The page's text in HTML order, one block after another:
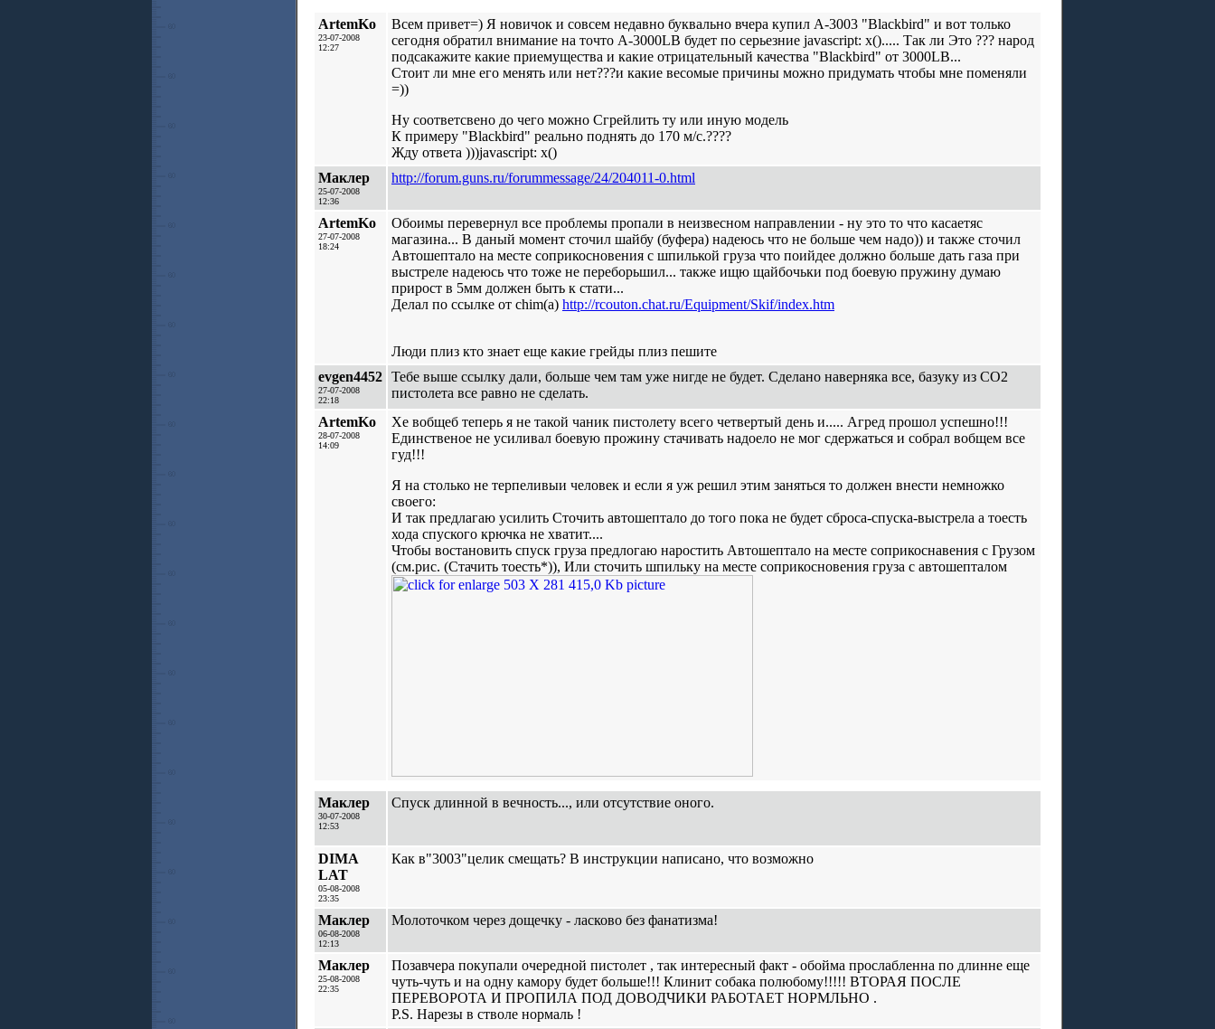
ArtemKo
23-07-2008
12:27
Всем привет=) Я новичок и совсем недавно буквально вчера купил A-3003 "Blackbird" и вот только
сегодня обратил внимание на точто А-3000LB будет по серьезние javascript: x()..... Так ли Это ??? народ
подсакажите какие приемущества и какие отрицательный качества "Blackbird" от 3000LB...
Стоит ли мне его менять или нет???и какие весомые причины можно придумать чтобы мне поменяли
=))
Ну соответсвено до чего можно Сгрейлить ту или иную модель
К примеру "Blackbird" реально поднять до 170 м/c.????
Жду ответа )))javascript: x()
Маклер
25-07-2008
12:36
http://forum.guns.ru/forummessage/24/204011-0.html
ArtemKo
27-07-2008
18:24
Обоимы перевернул все проблемы пропали в неизвесном направлении - ну это то что касаетяс
магазина... В даный момент сточил шайбу (буфера) надеюсь что не больше чем надо)) и также сточил
Автошептало на месте соприкосновения с шпилькой груза что поийдее должно больше дать газа при
выстреле надеюсь что тоже не переборьшил... также ищю щайбочьки под боевую пружину думаю
прирост в 5мм должен быть к стати...
Делал по ссылке от chim(а) http://rcouton.chat.ru/Equipment/Skif/index.htm
Люди плиз кто знает еще какие грейды плиз пешите
evgen4452
27-07-2008
22:18
Тебе выше ссылку дали, больше чем там уже нигде не будет. Сделано наверняка все, базуку из СО2
пистолета все равно не сделать.
ArtemKo
28-07-2008
14:09
Хе вобщеб теперь я не такой чаник пистолету всего четвертый день и..... Агред прошол успешно!!!
Единственое не усиливал боевую прожину стачивать надоело не мог сдержаться и собрал вобщем все
гуд!!!
Я на столько не терпеливыи человек и если я уж решил этим заняться то должен внести немножко
своего:
И так предлагаю усилить Сточить автошептало до того пока не будет сброса-спуска-выстрела а тоесть
хода спуского крючка не хватит....
Чтобы востановить спуск груза предлогаю наростить Автошептало на месте соприкоснавения с Грузом
(см.рис. (Стачить тоесть*)), Или сточить шпильку на месте соприкосновения груза с автошепталом
Маклер
30-07-2008
12:53
Спуск длинной в вечность..., или отсутствие оного.
DIMA
LAT
05-08-2008
23:35
Как в"3003"целик смещать? В инструкции написано, что возможно
Маклер
06-08-2008
12:13
Молоточком через дощечку - ласково без фанатизма!
Маклер
25-08-2008
22:35
Позавчера покупали очередной пистолет , так интересный факт - обойма прослабленна по длинне еще
чуть-чуть и на одну камору будет больше!!! Клинит собака полюбому!!!!! ВТОРАЯ ПОСЛЕ
ПЕРЕВОРОТА И ПРОПИЛА ПОД ДОВОДЧИКИ РАБОТАЕТ НОРМЛЬНО .
P.S. Нарезы в стволе нормаль !